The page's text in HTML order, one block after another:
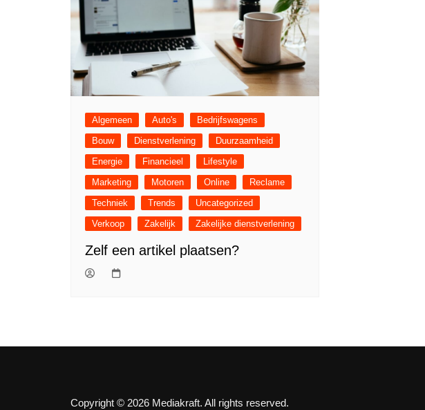
Algemeen Auto's
Bedrijfswagens
Bouw
Dienstverlening
Duurzaamheid
Energie
Financieel
Lifestyle
Marketing
Motoren Online
Reclame
Techniek
Trends
Uncategorized
Verkoop
Zakelijk Zakelijke dienstverlening
Zelf een artikel plaatsen?
Copyright © 2026 Mediakraft. All rights reserved.